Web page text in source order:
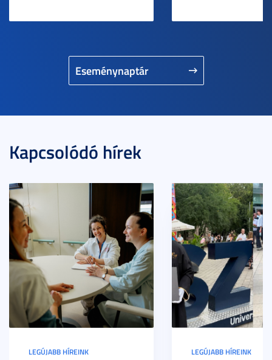
Eseménynaptár
Kapcsolódó hírek
LEGÚJABB HÍREINK LEGÚJABB HÍREINK